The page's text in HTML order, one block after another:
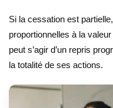
Si la cessation est
proportionnelles à la
peut s’agir d’un repris
la totalité de ses actions.